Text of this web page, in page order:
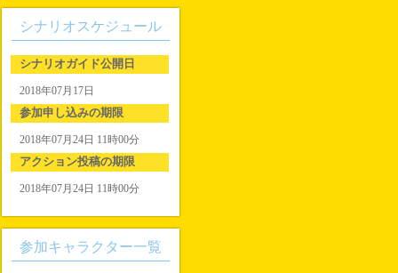
シナリオスケジュール
シナリオガイド公開日
2018年07月17日
参加申し込みの期限
2018年07月24日 11時00分
アクション投稿の期限
2018年07月24日 11時00分
参加キャラクター一覧